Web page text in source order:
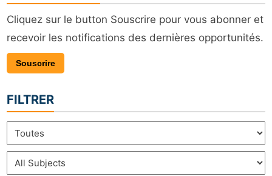
Cliquez sur le button Souscrire pour vous abonner et
recevoir les notifications des dernières opportunités.
Souscrire
FILTRER